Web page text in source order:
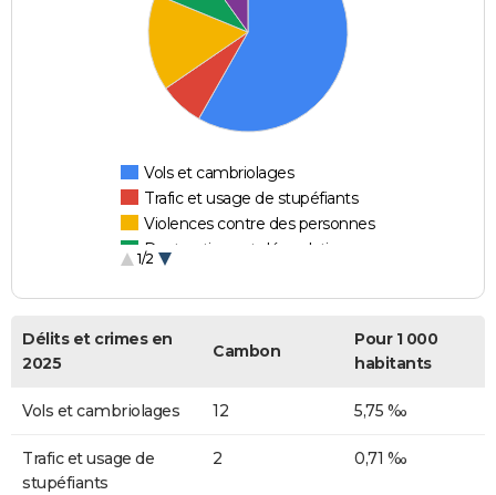
Vols et cambriolages
Trafic et usage de stupéfiants
Violences contre des personnes
Destructions et dégradations
1/2
Délits et crimes en
2025
Cambon
Pour 1 000
habitants
Vols et cambriolages 12 5,75 ‰
Trafic et usage de
stupéfiants
2 0,71 ‰